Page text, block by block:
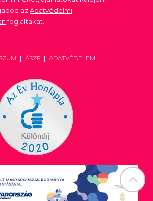
azAdatvédelmi
foglaltakat.
ÁSZF ADATVÉDELEM